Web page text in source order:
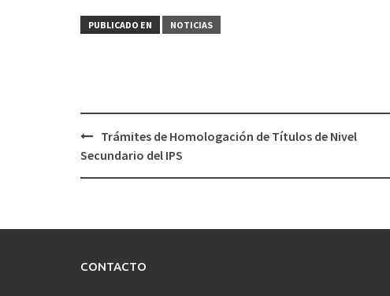
PUBLICADO EN NOTICIAS
Navegación
de
Trámites de Homologación de Títulos de Nivel
Secundario del IPS
CONTACTO